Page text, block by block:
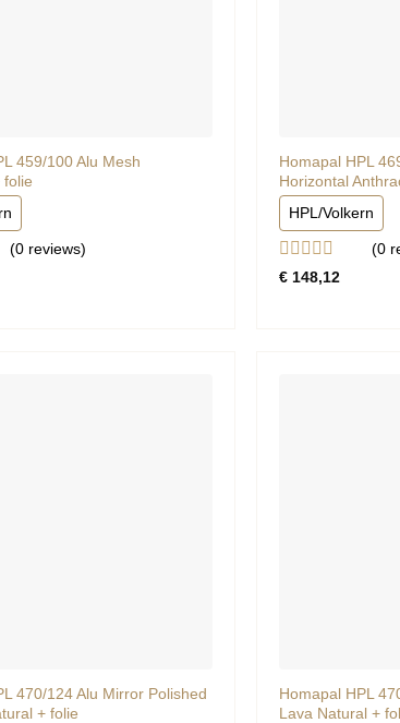
459/100 Alu Mesh
folie
(0reviews)
Homapal HPL
Horizontal
HPL/Volkern
Gewaardeerd
(0
€ 148,12
470/124 Alu Mirror Polished
+ folie
Homapal HPL
Lava Natural +